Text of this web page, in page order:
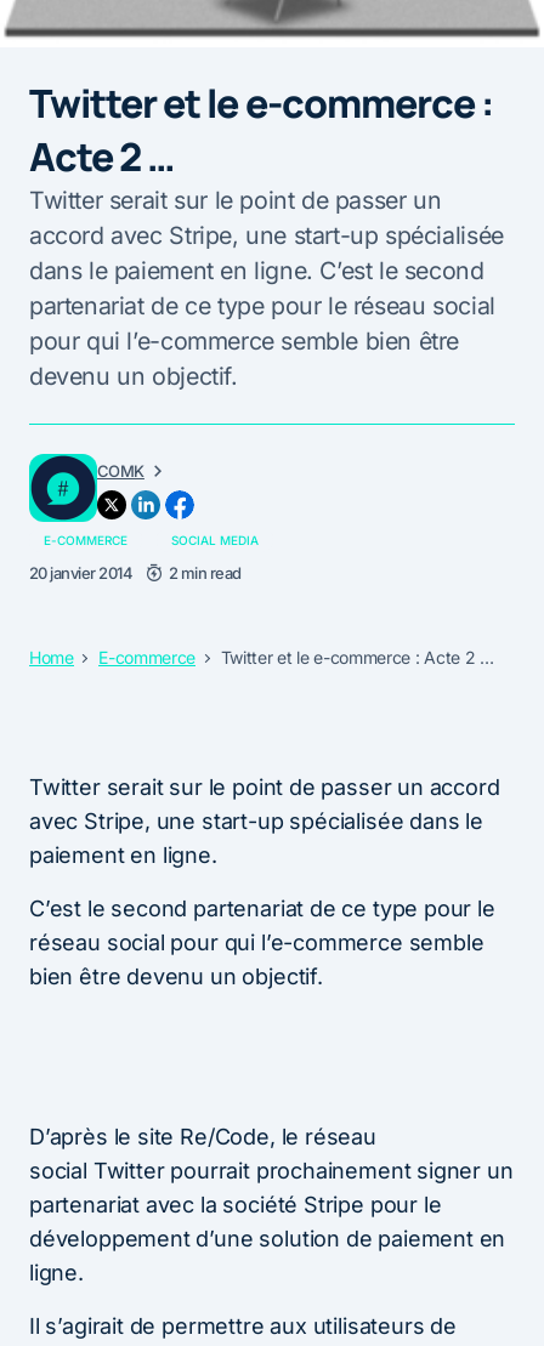
Twitter et le e-commerce :
Acte 2 …
Twitter serait sur le point de passer un
accord avec Stripe, une start-up spécialisée
dans le paiement en ligne. C’est le second
partenariat de ce type pour le réseau social
pour qui l’e-commerce semble bien être
devenu un objectif.
COMK
E-COMMERCE SOCIAL MEDIA
20 janvier 2014 2 min read
Home E-commerce Twitter et le e-commerce : Acte 2 …
Twitter serait sur le point de passer un accord
avec Stripe, une start-up spécialisée dans le
paiement en ligne.
C’est le second partenariat de ce type pour le
réseau social pour qui l’e-commerce semble
bien être devenu un objectif.
D’après le site Re/Code, le réseau
social Twitterpourrait prochainement signer un
partenariat avec la société Stripe pour le
développement d’une solution de paiement en
ligne.
Il s’agirait de permettre aux utilisateurs de